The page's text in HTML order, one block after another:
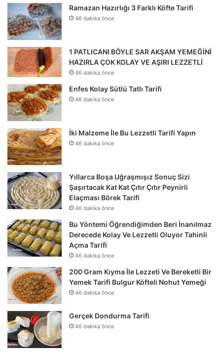
Ramazan Hazırlığı 3 Farklı Köfte Tarifi
46 dakika önce
1 PATLICANI BÖYLE SAR AKŞAM YEMEĞİNİ
HAZIRLA ÇOK KOLAY VE AŞIRI LEZZETLİ
46 dakika önce
Enfes Kolay Sütlü Tatlı Tarifi
46 dakika önce
İki Malzeme İle Bu Lezzetli Tarifi Yapın
46 dakika önce
Yıllarca Boşa Uğraşmışız Sonuç Sizi
Şaşırtacak Kat Kat Çıtır Çıtır Peynirli
Elaçması Börek Tarifi
46 dakika önce
Bu Yöntemi Öğrendiğimden Beri İnanılmaz
Derecede Kolay Ve Lezzetli Oluyor Tahinli
Açma Tarifi
46 dakika önce
200 Gram Kıyma İle Lezzeti Ve Bereketli Bir
Yemek Tarifi Bulgur Köfteli Nohut Yemeği
46 dakika önce
Gerçek Dondurma Tarifi
46 dakika önce